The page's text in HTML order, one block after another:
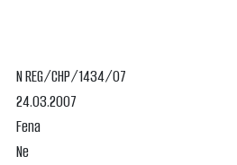
N REG/CHP/1434/07
24.03.2007
Fena
Ne